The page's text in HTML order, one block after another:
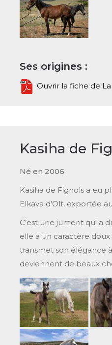
Ses origines :
Ouvrir la fiche de
Kasiha de
Né en 2006
Kasiha de Fignols a eu
Elkava d’Olt, exportée
C’est une jument qui a
elle a un caractère
transmet son élégance
deviennent de beaux